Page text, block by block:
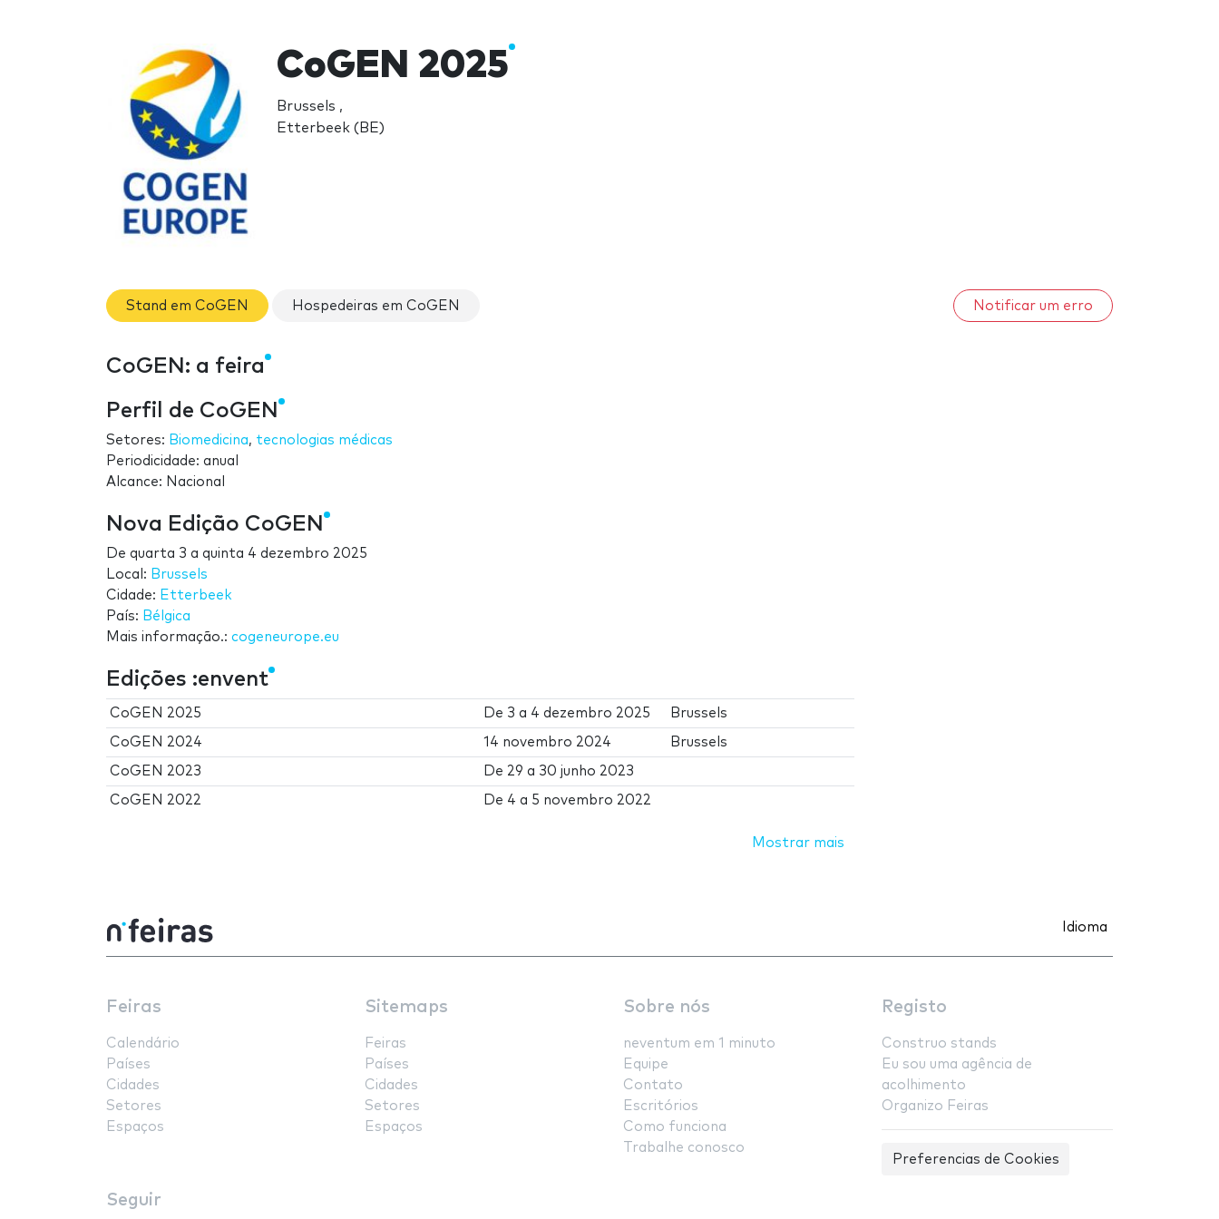
CoGEN 2025
Brussels ,
Etterbeek (BE)
Stand em CoGEN Hospedeiras em CoGEN Notificar um erro
CoGEN: a feira
Perfil de CoGEN
Setores: Biomedicina, tecnologias médicas
Periodicidade: anual
Alcance: Nacional
Nova Edição CoGEN
De quarta 3 a quinta 4 dezembro 2025
Local: Brussels
Cidade: Etterbeek
País: Bélgica
Mais informação.: cogeneurope.eu
Edições :envent
CoGEN 2025 De 3 a 4 dezembro 2025 Brussels
CoGEN 2024 14 novembro 2024 Brussels
CoGEN 2023 De 29 a 30 junho 2023
CoGEN 2022 De 4 a 5 novembro 2022
Mostrar mais
Idioma
Feiras
Calendário
Países
Cidades
Setores
Espaços
Sitemaps
Feiras
Países
Cidades
Setores
Espaços
Sobre nós
neventum em 1 minuto
Equipe
Contato
Escritórios
Como funciona
Trabalhe conosco
Registo
Construo stands
Eu sou uma agência de
acolhimento
Organizo Feiras
Preferencias de Cookies
Seguir